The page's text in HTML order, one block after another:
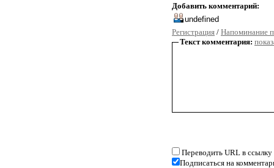
Добавить комментарий:
Регистрация / Напоминание
Текст комментария:
Переводить URL в ссылку
Подписаться на